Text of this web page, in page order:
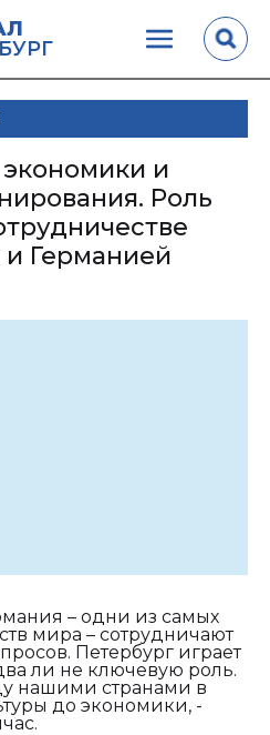
и
Роль
Германией
– одни из самых
мира – сотрудничают
Петербург играет
ли не ключевую роль.
нашими странами в
до экономики, -